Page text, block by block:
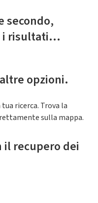
secondo,
i risultati...
opzioni.
ricerca. Trova la
sulla mappa.
il recupero dei